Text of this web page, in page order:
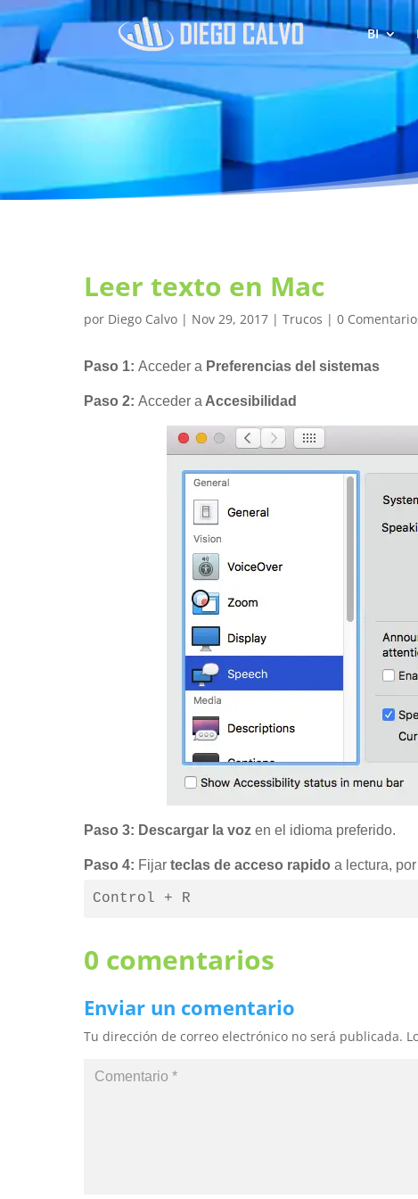
BI
Leer texto en Mac
por Diego Calvo | Nov 29, 2017 |Trucos |0
Paso 1:Acceder a Preferencias del sistemas
Paso 2:Acceder a Accesibilidad
Paso 3: Descargar la vozen el idioma preferido.
Paso 4: Fijar teclas de acceso rapidoa lectura,
Control + R
0 comentarios
Enviar un comentario
Tu dirección de correo electrónico no será publicada.